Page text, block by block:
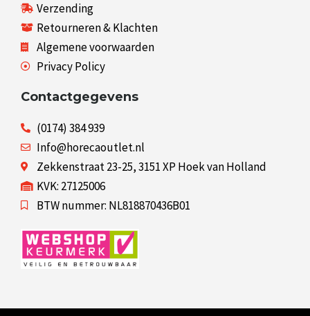
Verzending
Retourneren & Klachten
Algemene voorwaarden
Privacy Policy
Contactgegevens
(0174) 384 939
Info@horecaoutlet.nl
Zekkenstraat 23-25, 3151 XP Hoek van Holland
KVK: 27125006
BTW nummer: NL818870436B01